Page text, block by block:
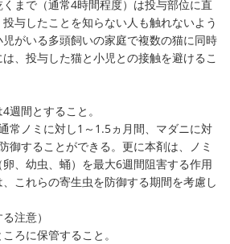
くまで（通常4時間程度）は投与部位に直
与したことを知らない人も触れないよう
がいる多頭飼いの家庭で複数の猫に同時
、投与した猫と小児との接触を避けるこ
週間とすること。
常ノミに対し1～1.5ヵ月間、マダニに対
御することができる。更に本剤は、ノミ
、幼虫、蛹）を最大6週間阻害する作用
これらの寄生虫を防御する期間を考慮し
注意）
ろに保管すること。